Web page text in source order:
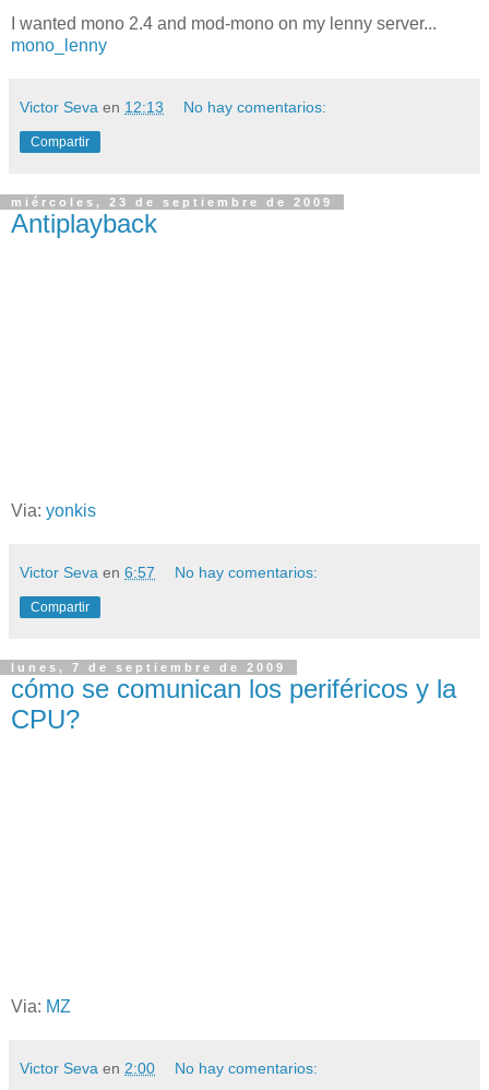
I wanted mono 2.4 and mod-mono on my lenny server...
mono_lenny
Victor Seva en 12:13 No hay comentarios:
Compartir
miércoles, 23 de septiembre de 2009
Antiplayback
Via: yonkis
Victor Seva en 6:57 No hay comentarios:
Compartir
lunes, 7 de septiembre de 2009
cómo se comunican los periféricos y la
CPU?
Via: MZ
Victor Seva en 2:00 No hay comentarios: